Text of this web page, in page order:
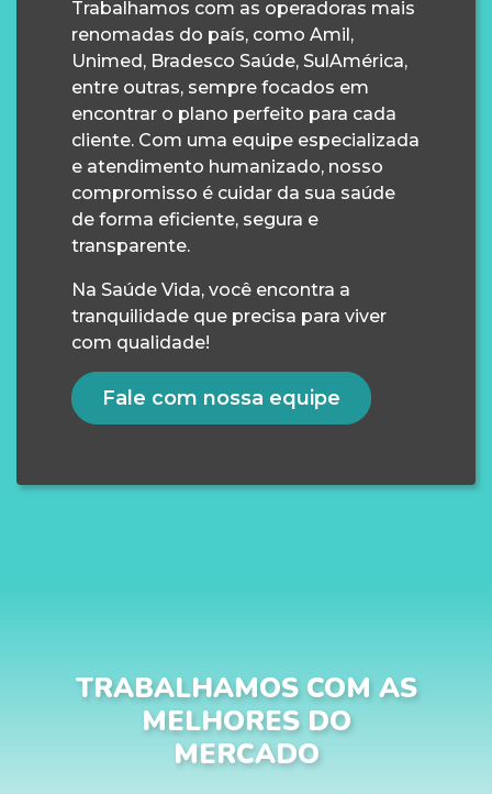
Trabalhamos com as operadoras mais
renomadas do país, como Amil,
Unimed, Bradesco Saúde, SulAmérica,
entre outras, sempre focados em
encontrar o plano perfeito para cada
cliente. Com uma equipe especializada
e atendimento humanizado, nosso
compromisso é cuidar da sua saúde
de forma eficiente, segura e
transparente.
Na Saúde Vida, você encontra a
tranquilidade que precisa para viver
com qualidade!
Fale com nossa equipe
TRABALHAMOS COM AS
MELHORES DO
MERCADO